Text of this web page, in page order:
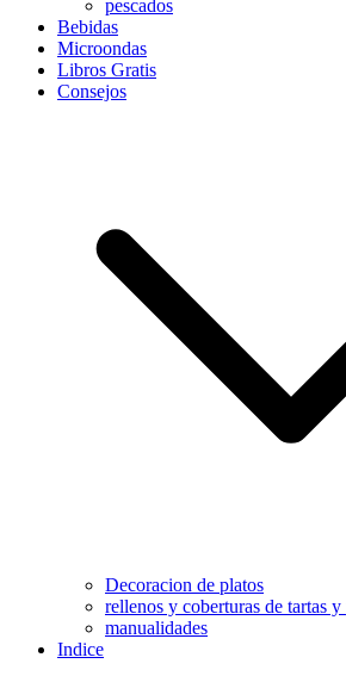
pescados
Bebidas
Microondas
Libros Gratis
Consejos
Decoracion de platos
rellenos y coberturas de tartas y
manualidades
Indice